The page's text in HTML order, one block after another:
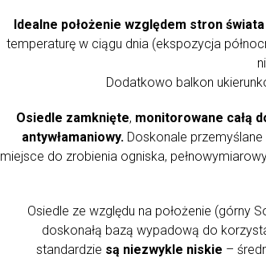
Idealne położenie względem stron świata
temperaturę w ciągu dnia (ekspozycja
Dodatkowo balkon
Osiedle zamknięte, monitorowane całą
antywłamaniowy. Doskonale
miejsce do zrobienia ogniska,
Osiedle ze względu na położenie (górny
doskonałą bazą wypadową do
standardzie są niezwykle niskie –